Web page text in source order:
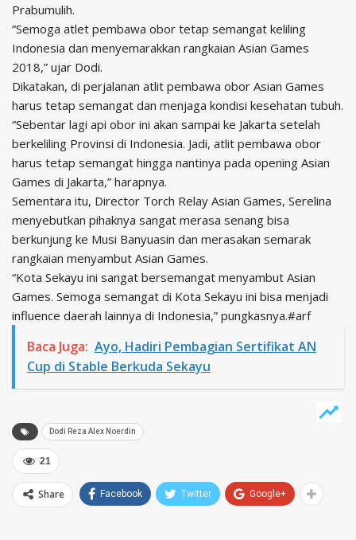
Prabumulih.
“Semoga atlet pembawa obor tetap semangat keliling
Indonesia dan menyemarakkan rangkaian Asian Games
2018,” ujar Dodi.
Dikatakan, di perjalanan atlit pembawa obor Asian Games
harus tetap semangat dan menjaga kondisi kesehatan tubuh.
“Sebentar lagi api obor ini akan sampai ke Jakarta setelah
berkeliling Provinsi di Indonesia. Jadi, atlit pembawa obor
harus tetap semangat hingga nantinya pada opening Asian
Games di Jakarta,” harapnya.
Sementara itu, Director Torch Relay Asian Games, Serelina
menyebutkan pihaknya sangat merasa senang bisa
berkunjung ke Musi Banyuasin dan merasakan semarak
rangkaian menyambut Asian Games.
“Kota Sekayu ini sangat bersemangat menyambut Asian
Games. Semoga semangat di Kota Sekayu ini bisa menjadi
influence daerah lainnya di Indonesia,” pungkasnya.#arf
Baca Juga: Ayo, Hadiri Pembagian Sertifikat AN
Cup di Stable Berkuda Sekayu
Dodi Reza Alex Noerdin
21
Share Facebook Twitter Google+